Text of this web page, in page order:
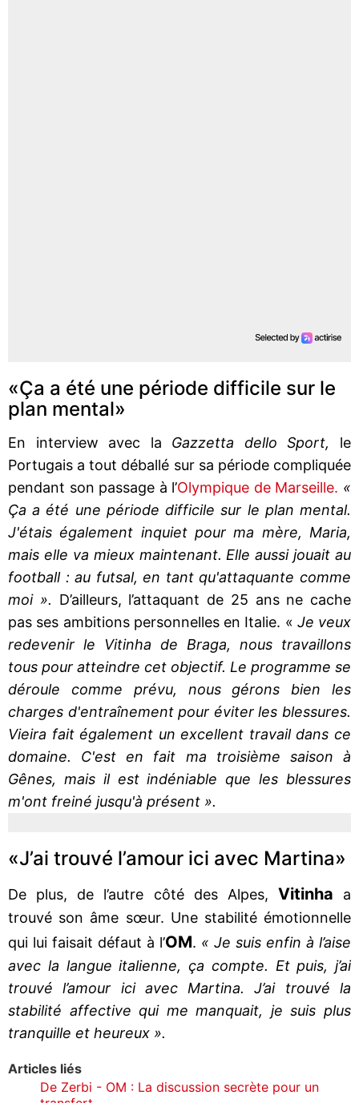
«Ça a été une période difficile sur le
plan mental»
En interview avec la Gazzetta dello Sport,
le
Portugais a tout déballé sur sa période compliquée
pendant son passage à l’Olympique de Marseille. «
Ça a été une période difficile sur le plan mental.
J'étais également inquiet pour ma mère, Maria,
mais elle va mieux maintenant. Elle aussi jouait au
football : au futsal, en tant qu'attaquante comme
moi ». D’ailleurs, l’attaquant de 25 ans ne cache
pas ses ambitions personnelles en Italie. « Je veux
redevenir le Vitinha de Braga, nous travaillons
tous pour atteindre cet objectif. Le programme se
déroule comme prévu, nous gérons bien les
charges d'entraînement pour éviter les blessures.
Vieira fait également un excellent travail dans ce
domaine. C'est en fait ma troisième saison à
Gênes, mais il est indéniable que les blessures
m'ont freiné jusqu'à présent ».
«J’ai trouvé l’amour ici avec Martina»
De plus, de l’autre côté des Alpes, Vitinha
a
trouvé son âme sœur. Une stabilité émotionnelle
qui lui faisait défaut à l’OM. « Je suis enfin à l’aise
avec la langue italienne, ça compte. Et puis, j’ai
trouvé l’amour ici avec Martina. J’ai trouvé la
stabilité affective qui me manquait, je suis plus
tranquille et heureux ».
Articles liés
De Zerbi - OM : La discussion secrète pour un